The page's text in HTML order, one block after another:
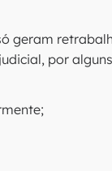
geram
por